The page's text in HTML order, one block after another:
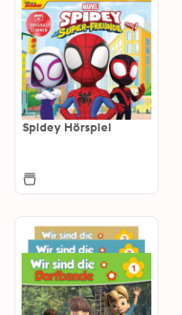
Spidey Hörspiel